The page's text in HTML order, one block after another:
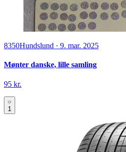
8350Hundslund · 9. mar. 2025
Mønter danske, lille samling
95 kr.
1